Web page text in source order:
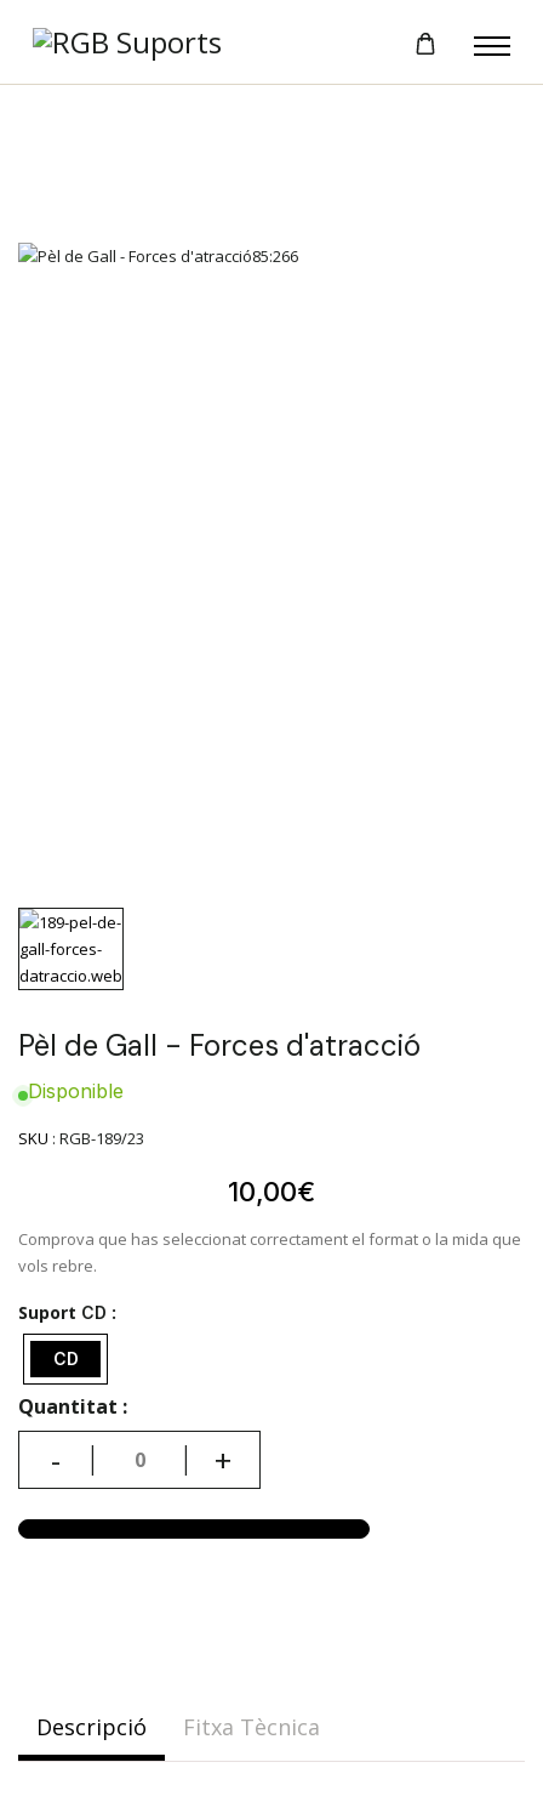
Pèl de Gall - Forces d'atracció
SKU : RGB-189/23
10,00€
Comprova que has seleccionat correctament el format o la mida que
vols rebre.
Suport CD
CD
Quantitat
- +
Descripció Fitxa Tècnica